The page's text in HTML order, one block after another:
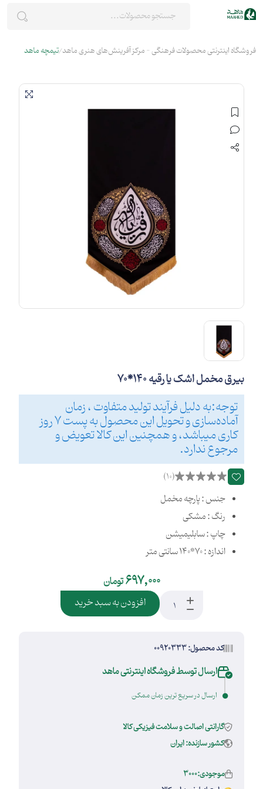
فروشگاه اینترنتی محصولات فرهنگی - مرکز آفرینش‌های هنری ماهد تیمچه ماهد
بیرق مخمل اشک یا رقیه 140*70
توجه:به دلیل فرآیند تولید متفاوت ، زمان
آماده‌سازی و تحویل این محصول به پست 7 روز
کاری میباشد، و همچنین این کالا تعویض و
مرجوع ندارد.
(10)
جنس : پارچه مخمل
رنگ : مشکی
چاپ : سابلیمیشن
اندازه : 70*140 سانتی متر
697,000تومان
افزودن به سبد خرید
کد محصول: 00920333
ارسال توسط فروشگاه اینترنتی ماهد
ارسال در سریع ترین زمان ممکن
گارانتی اصالت و سلامت فیزیکی کالا
کشور سازنده: ایران
موجودی:3000